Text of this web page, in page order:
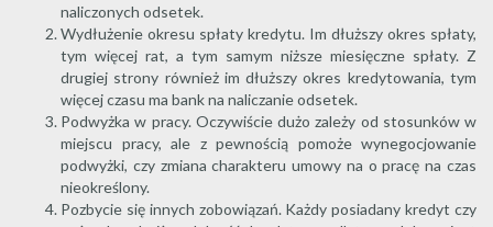
naliczonych odsetek.
Wydłużenie okresu spłaty kredytu. Im dłuższy okres spłaty,
tym więcej rat, a tym samym niższe miesięczne spłaty. Z
drugiej strony również im dłuższy okres kredytowania, tym
więcej czasu ma bank na naliczanie odsetek.
Podwyżka w pracy. Oczywiście dużo zależy od stosunków w
miejscu pracy, ale z pewnością pomoże wynegocjowanie
podwyżki, czy zmiana charakteru umowy na o pracę na czas
nieokreślony.
Pozbycie się innych zobowiązań. Każdy posiadany kredyt czy